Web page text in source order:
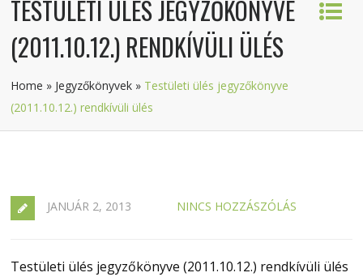
TESTÜLETI ÜLÉS JEGYZŐKÖNYVE
(2011.10.12.) RENDKÍVÜLI ÜLÉS
Home » Jegyzőkönyvek » Testületi ülés jegyzőkönyve
(2011.10.12.) rendkívüli ülés
JANUÁR 2, 2013 NINCS HOZZÁSZÓLÁS
Testületi ülés jegyzőkönyve (2011.10.12.) rendkívüli ülés